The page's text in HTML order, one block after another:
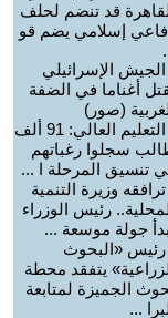
قد تنضم لحلف
إسلامي يضم قو
الجيش الإسرائيلي
أغناما في الضفة
(صور)
التعليم العالي: 91 ألف
سجلوا رغباتهم
تنسيق المرحلة ا ...
ترافقه وزيرة التنمية
رئيس الوزراء
جولة موسعة ...
رئيس «البحوث
يتفقد محطة
الجميزة لمتابعة
...